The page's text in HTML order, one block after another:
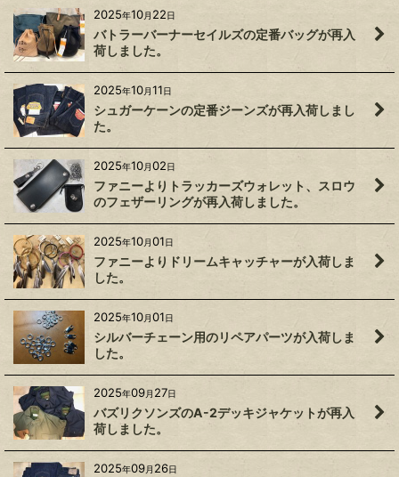
2025年10月 22日
バトラーバーナーセイルズの定番バッグが再入
荷しました。
2025年10月11日
シュガーケーンの定番ジーンズが再入荷しまし
た。
2025年10月02日
ファニーよりトラッカーズウォレット、スロウ
のフェザーリングが再入荷しました。
2025年10月01日
ファニーよりドリームキャッチャーが入荷しま
した。
2025年10月01日
シルバーチェーン用のリペアパーツが入荷しま
した。
2025年09月 27日
バズリクソンズのA-2デッキジャケットが再入
荷しました。
2025年09月 26日